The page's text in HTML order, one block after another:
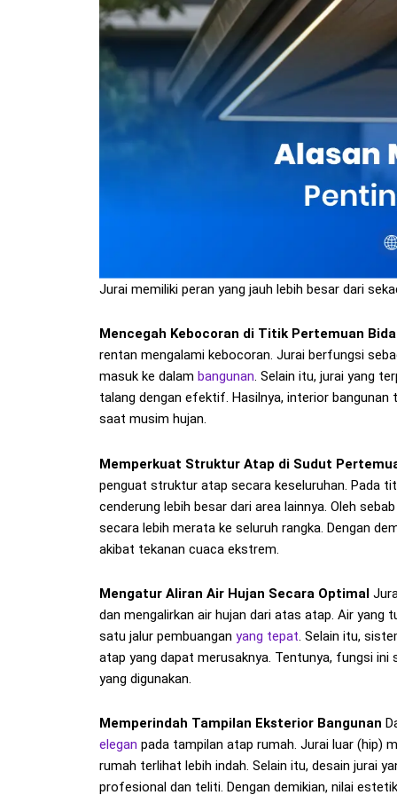
Jurai memiliki peran yang jauh lebih besar dari
Mencegah Kebocoran di Titik Pertemuan
rentan mengalami kebocoran. Jurai berfungsi
masuk ke dalam bangunan. Selain itu, jurai yang
talang dengan efektif. Hasilnya, interior
saat musim hujan.
Memperkuat Struktur Atap di Sudut
penguat struktur atap secara keseluruhan. Pada
cenderung lebih besar dari area lainnya. Oleh
secara lebih merata ke seluruh rangka. Dengan
akibat tekanan cuaca ekstrem.
Mengatur Aliran Air Hujan Secara Optimal
dan mengalirkan air hujan dari atas atap. Air yang
satu jalur pembuangan yang tepat. Selain itu,
atap yang dapat merusaknya. Tentunya, fungsi
yang digunakan.
Memperindah Tampilan Eksterior Bangunan
elegan pada tampilan atap rumah. Jurai luar (hip)
rumah terlihat lebih indah. Selain itu, desain jurai
profesional dan teliti. Dengan demikian, nilai